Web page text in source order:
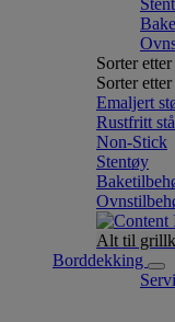
Sorter
Sorter
Emaljert
Rustfritt
Non-Stick
Stentøy
Alt til
Borddekking